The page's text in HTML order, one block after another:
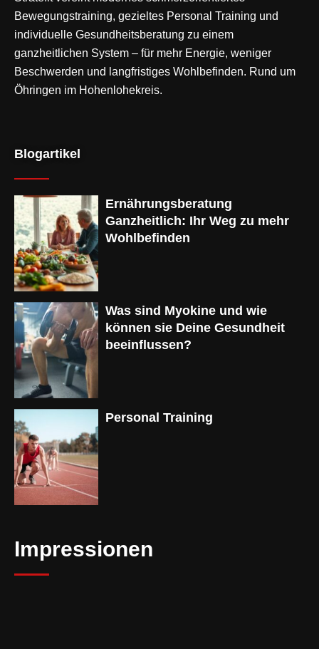
Bewegungstraining, gezieltes Personal Training und
individuelle Gesundheitsberatung zu einem
ganzheitlichen System – für mehr Energie, weniger
Beschwerden und langfristiges Wohlbefinden. Rund um
Öhringen im Hohenlohekreis.
Blogartikel
Ernährungsberatung
Ganzheitlich: Ihr Weg zu mehr
Wohlbefinden
Was sind Myokine und wie
können sie Deine Gesundheit
beeinflussen?
Personal Training
Impressionen